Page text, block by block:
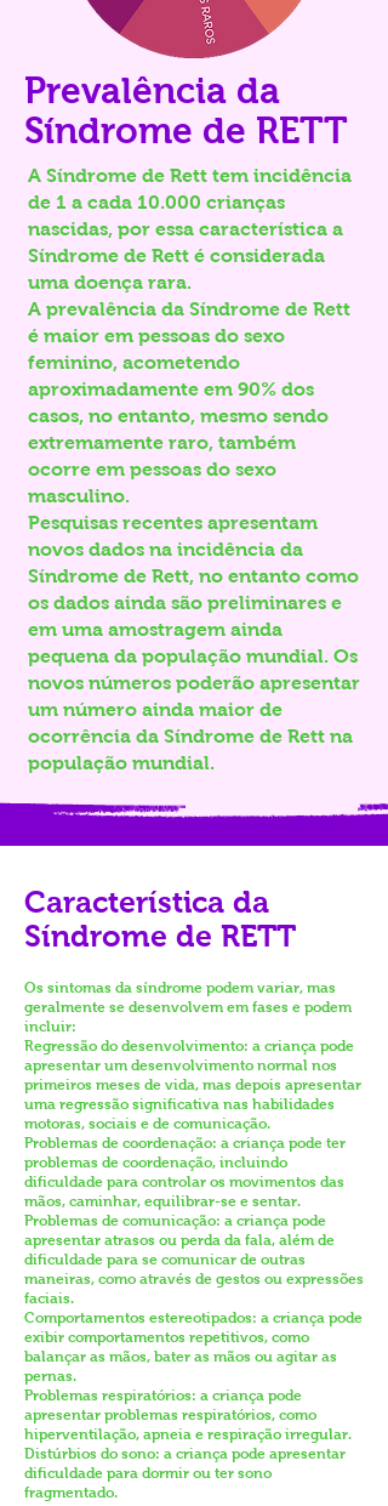
Prevalência da
Síndrome de RETT
A Síndrome de Rett tem incidência
de 1 a cada 10.000 crianças
nascidas, por essa característica a
Síndrome de Rett é considerada
uma doença rara.
A prevalência da Síndrome de Rett
é maior em pessoas do sexo
feminino, acometendo
aproximadamente em 90% dos
casos, no entanto, mesmo sendo
extremamente raro, também
ocorre em pessoas do sexo
masculino.
Pesquisas recentes apresentam
novos dados na incidência da
Síndrome de Rett, no entanto como
os dados ainda são preliminares e
em uma amostragem ainda
pequena da população mundial. Os
novos números poderão apresentar
um número ainda maior de
ocorrência da Síndrome de Rett na
população mundial.
Característica da
Síndrome de RETT
Os sintomas da síndrome podem variar, mas
geralmente se desenvolvem em fases e podem
incluir:
Regressão do desenvolvimento: a criança pode
apresentar um desenvolvimento normal nos
primeiros meses de vida, mas depois apresentar
uma regressão significativa nas habilidades
motoras, sociais e de comunicação.
Problemas de coordenação: a criança pode ter
problemas de coordenação, incluindo
dificuldade para controlar os movimentos das
mãos, caminhar, equilibrar-se e sentar.
Problemas de comunicação: a criança pode
apresentar atrasos ou perda da fala, além de
dificuldade para se comunicar de outras
maneiras, como através de gestos ou expressões
faciais.
Comportamentos estereotipados: a criança pode
exibir comportamentos repetitivos, como
balançar as mãos, bater as mãos ou agitar as
pernas.
Problemas respiratórios: a criança pode
apresentar problemas respiratórios, como
hiperventilação, apneia e respiração irregular.
Distúrbios do sono: a criança pode apresentar
dificuldade para dormir ou ter sono
fragmentado.